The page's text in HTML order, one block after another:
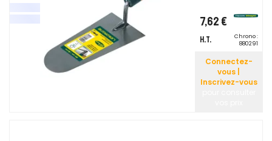
7,62 €
H.T.
Chrono :
880291
Connectez-
vous |
Inscrivez-vous